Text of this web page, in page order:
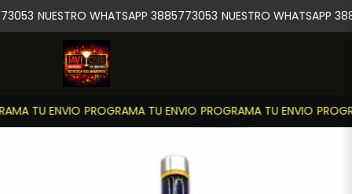
TU ENVIO PROGRAMA TU ENVIO PROGRAMA TU ENVIO
NUESTRO WHATSAPP 3885773053 NUESTRO WHATSAPP